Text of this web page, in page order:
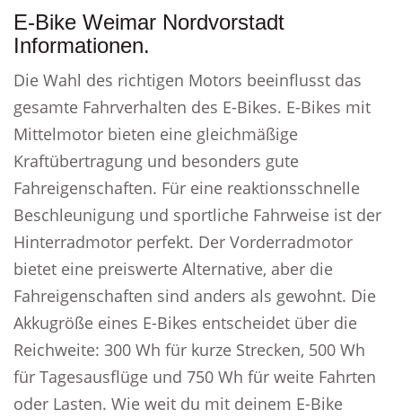
E-Bike Weimar Nordvorstadt
Informationen.
Die Wahl des richtigen Motors beeinflusst das
gesamte Fahrverhalten des E-Bikes. E-Bikes mit
Mittelmotor bieten eine gleichmäßige
Kraftübertragung und besonders gute
Fahreigenschaften. Für eine reaktionsschnelle
Beschleunigung und sportliche Fahrweise ist der
Hinterradmotor perfekt. Der Vorderradmotor
bietet eine preiswerte Alternative, aber die
Fahreigenschaften sind anders als gewohnt. Die
Akkugröße eines E-Bikes entscheidet über die
Reichweite: 300 Wh für kurze Strecken, 500 Wh
für Tagesausflüge und 750 Wh für weite Fahrten
oder Lasten. Wie weit du mit deinem E-Bike